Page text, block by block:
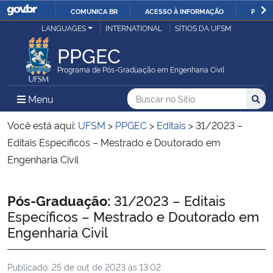
IR
COMUNICA BR ACESSO À INFORMAÇÃO
Ministério da Justiça e Segurança Pública
Ministério da Defesa
Ministério das Relações Exteriores
Ministério da Economia
Ministério da Agricultura, Pecuária e Abastecimento
Ministério da Educação
LANGUAGES INTERNATIONAL SÍTIOS DA UFSM
PPGEC
Programa de Pós-Graduação em Engenharia Civil
Menu Menu Principal do Sítio
Busca
Buscar no no Sítio
Busca:
Você está aqui: UFSM > PPGEC > Editais >31/2023 –
Editais Específicos – Mestrado e Doutorado em
Engenharia Civil
Início do conteúdo
Pós-Graduação: 31/2023 – Editais
Específicos – Mestrado e Doutorado em
Engenharia Civil
Publicado: 25 de out de 2023 às 13:02